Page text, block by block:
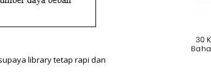
library tetap rapi dan